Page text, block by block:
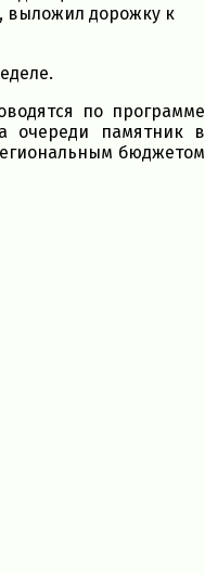
выложил дорожку к
по программе
очереди памятник в
бюджетом